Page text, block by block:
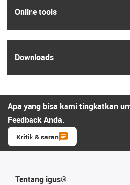
Online tools
Downloads
Apa yang bisa kami tingkatkan
Feedback Anda.
Kritik & saran
Tentang igus®